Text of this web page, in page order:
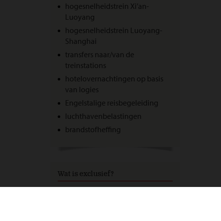
hogesnelheidstrein Xi’an-
Luoyang
hogesnelheidstrein Luoyang-
Shanghai
transfers naar/van de
treinstations
hotelovernachtingen op basis
van logies
Engelstalige reisbegeleiding
luchthavenbelastingen
brandstofheffing
Wat is exclusief?